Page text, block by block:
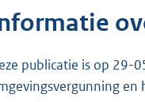
publicatie is op 29-